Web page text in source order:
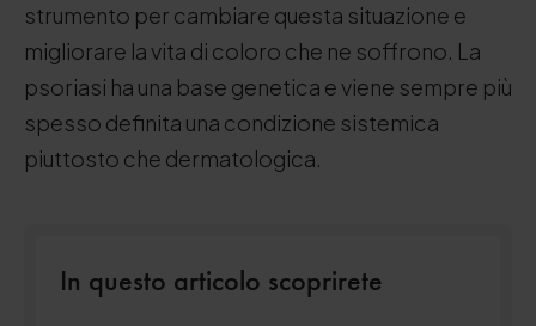
strumento per cambiare questa situazione e
migliorare la vita di coloro che ne soffrono. La
psoriasi ha una base genetica e viene sempre più
spesso definita una condizione sistemica
piuttosto che dermatologica.
In questo articolo scoprirete